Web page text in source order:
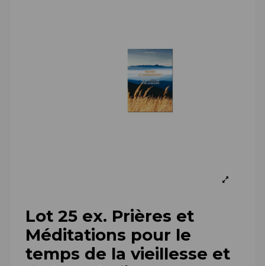
Lot 25 ex. Prières et
Méditations pour le
temps de la vieillesse et